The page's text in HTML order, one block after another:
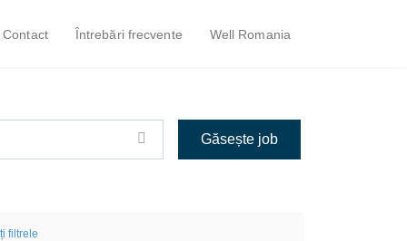
Contact Întrebări frecvente Well Romania
filtrele